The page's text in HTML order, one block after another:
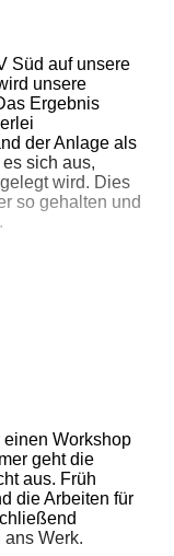
Laux,
Bad
Süd auf unsere
unsere
Ergebnis
der Anlage als
sich aus,
wird. Dies
so gehalten und
Workshop
geht die
aus. Früh
die Arbeiten für
Werk.